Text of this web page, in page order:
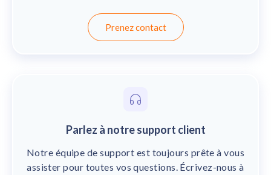
Prenez contact
Parlez à notre support client
Notre équipe de support est toujours prête à vous
assister pour toutes vos questions. Écrivez-nous à